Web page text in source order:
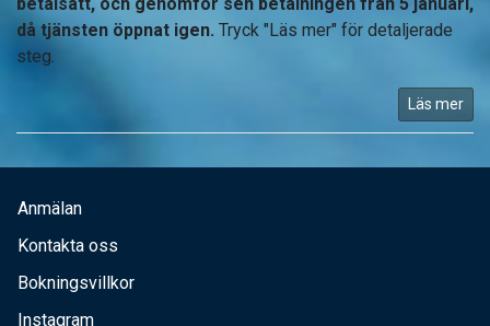
då tjänsten öppnat igen. Tryck "Läs mer" för detaljerade
steg.
Läs mer
Anmälan
Kontakta oss
Bokningsvillkor
Instagram